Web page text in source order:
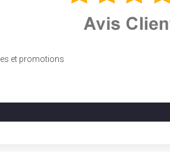
et promotions